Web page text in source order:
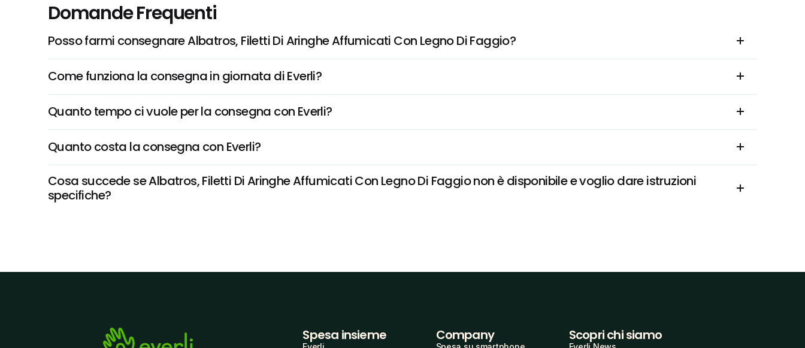
Domande Frequenti
Posso farmi consegnare Albatros, Filetti Di Aringhe Affumicati Con Legno Di Faggio?
Come funziona la consegna in giornata di Everli?
Quanto tempo ci vuole per la consegna con Everli?
Quanto costa la consegna con Everli?
Cosa succede se Albatros, Filetti Di Aringhe Affumicati Con Legno Di Faggio non è disponibile e voglio dare istruzioni
specifiche?
Spesa insieme Company Scopri chi siamo